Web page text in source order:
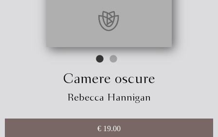
Camere oscure
Rebecca Hannigan
€ 19.00